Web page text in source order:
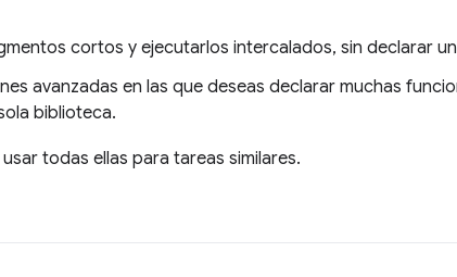
cortos y ejecutarlos intercalados, sin declarar
avanzadas en las que deseas declarar muchas
biblioteca.
todas ellas para tareas similares.